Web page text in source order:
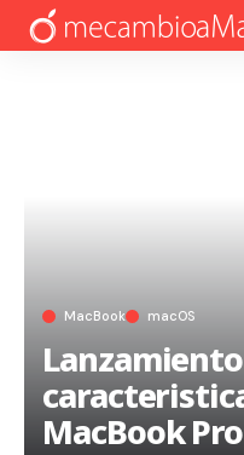
MacBook macOS
MacBook